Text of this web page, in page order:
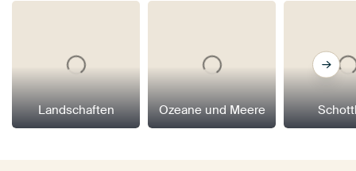
Landschaften Ozeane und Meere